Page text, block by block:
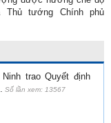
Thủ tướng Chính phủ
trao Quyết định
Số lần xem: 13567